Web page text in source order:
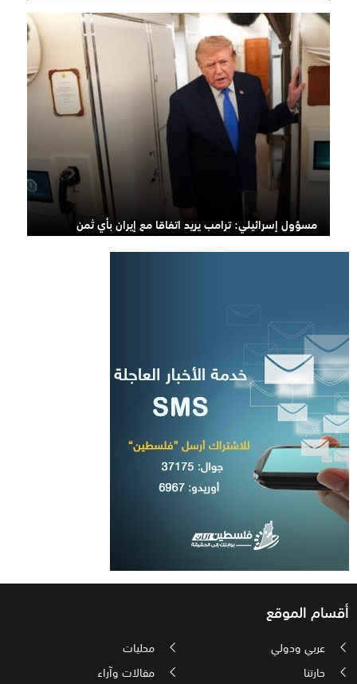
مسؤول إسرائيلي: ترامب يريد اتفاقا مع إيران بأي ثمن
أقسام الموقع
عربي ودولي
محليات
حارتنا
مقالات وآراء